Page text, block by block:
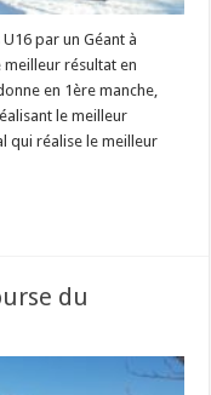
par un Géant à
meilleur résultat en
en 1ère manche,
le meilleur
qui réalise le meilleur
du